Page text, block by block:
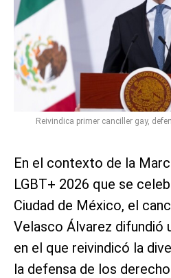
Reivindica primer canciller gay,
En el contexto de la
LGBT+ 2026 que se
Ciudad de México, el
Velasco Álvarez difundió
en el que reivindicó la
la defensa de los